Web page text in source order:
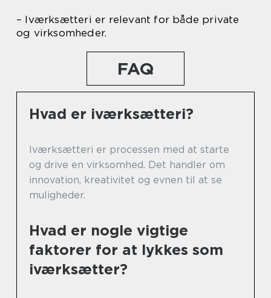
– Iværksætteri er relevant for både private
og virksomheder.
FAQ
Hvad er iværksætteri?
Iværksætteri er processen med at starte
og drive en virksomhed. Det handler om
innovation, kreativitet og evnen til at se
muligheder.
Hvad er nogle vigtige
faktorer for at lykkes som
iværksætter?